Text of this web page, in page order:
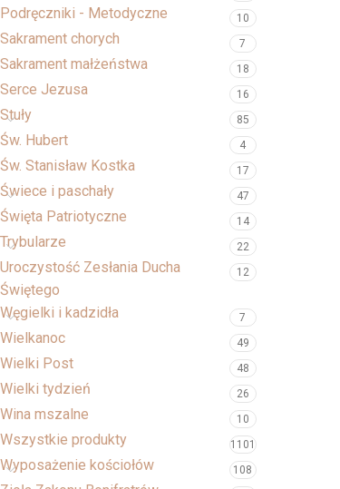
Podręczniki - Metodyczne 10
Sakrament chorych 7
Sakrament małżeństwa 18
Serce Jezusa 16
Stuły 85
Św. Hubert 4
Św. Stanisław Kostka 17
Świece i paschały 47
Święta Patriotyczne 14
Trybularze 22
Uroczystość Zesłania Ducha
Świętego
12
Węgielki i kadzidła 7
Wielkanoc 49
Wielki Post 48
Wielki tydzień 26
Wina mszalne 10
Wszystkie produkty 1101
Wyposażenie kościołów 108